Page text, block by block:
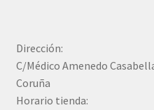
Dirección:
C/Médico Amenedo
Coruña
Horario tienda: